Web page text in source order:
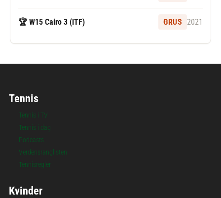
🏆 W15 Cairo 3 (ITF) GRUS 2021
Tennis
Tennis i TV
Tennis i dag
Podcasts
Verdensranglisten
Tennisregler
Kvinder